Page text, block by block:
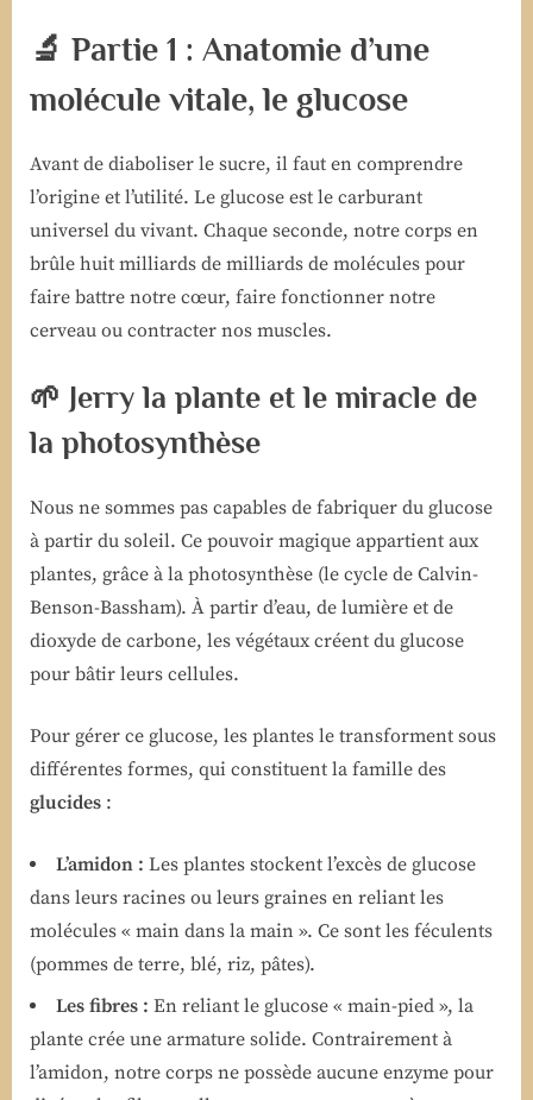
🔬 Partie 1 : Anatomie d’une
molécule vitale, le glucose
Avant de diaboliser le sucre, il faut en comprendre
l’origine et l’utilité. Le glucose est le carburant
universel du vivant. Chaque seconde, notre corps en
brûle huit milliards de milliards de molécules pour
faire battre notre cœur, faire fonctionner notre
cerveau ou contracter nos muscles.
🌱 Jerry la plante et le miracle de
la photosynthèse
Nous ne sommes pas capables de fabriquer du glucose
à partir du soleil. Ce pouvoir magique appartient aux
plantes, grâce à la photosynthèse (le cycle de Calvin-
Benson-Bassham). À partir d’eau, de lumière et de
dioxyde de carbone, les végétaux créent du glucose
pour bâtir leurs cellules.
Pour gérer ce glucose, les plantes le transforment sous
différentes formes, qui constituent la famille des
glucides :
L’amidon : Les plantes stockent l’excès de glucose
dans leurs racines ou leurs graines en reliant les
molécules « main dans la main ». Ce sont les féculents
(pommes de terre, blé, riz, pâtes).
Les fibres : En reliant le glucose « main-pied », la
plante crée une armature solide. Contrairement à
l’amidon, notre corps ne possède aucune enzyme pour